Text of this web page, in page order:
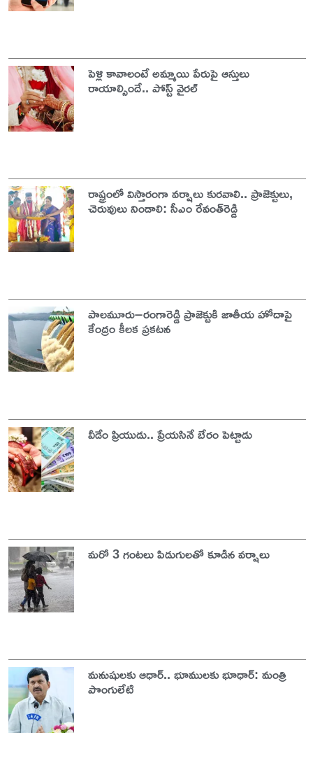
పెళ్లి కావాలంటే అమ్మాయి పేరుపై ఆస్తులు
రాయాల్సిందే.. పోస్ట్ వైరల్
రాష్ట్రంలో విస్తారంగా వర్షాలు కురవాలి.. ప్రాజెక్టులు,
చెరువులు నిండాలి: సీఎం రేవంత్‌రెడ్డి
పాలమూరు–రంగారెడ్డి ప్రాజెక్టుకి జాతీయ హోదాపై
కేంద్రం కీలక ప్రకటన
వీడేం ప్రియుడు.. ప్రేయసినే బేరం పెట్టాడు
మరో 3 గంటలు పిడుగులతో కూడిన వర్షాలు
మనుషులకు ఆధార్‌.. భూములకు భూధార్‌: మంత్రి
పొంగులేటి